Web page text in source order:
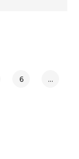
6 ...